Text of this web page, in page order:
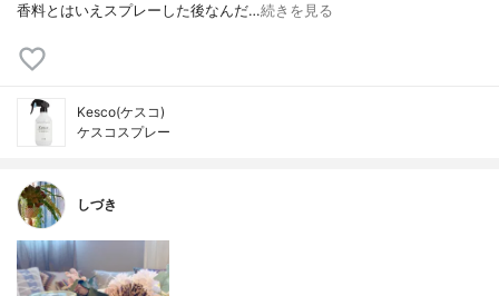
香料とはいえスプレーした後なんだ…続きを見る
Kesco(ケスコ)
ケスコスプレー
しづき